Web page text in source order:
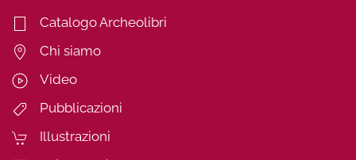
Catalogo Archeolibri
Chi siamo
Video
Pubblicazioni
Illustrazioni